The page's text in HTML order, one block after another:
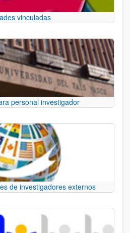
vinculadas
personal investigador
de investigadores externos